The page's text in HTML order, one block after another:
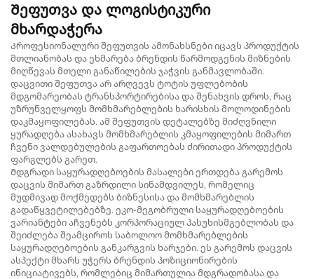
Შეფუთვა და ლოგისტიკური
მხარდაჭერა
Პროფესიონალური შეფუთვის ამონახსნები იცავს პროდუქტის
მთლიანობას და ეხმარება ბრენდის წარმოდგენის მიზნების
მიღწევას მთელი განაწილების ჯაჭვის განმავლობაში.
დაცვითი შეფუთვა არ არღვევს ტოტის უფლებობის
მდგომარეობას ტრანსპორტირებისა და შენახვის დროს, რაც
უზრუნველყოფს მომხმარებლების ხარისხის მოლოდინების
დაკმაყოფილებას. ამ შეფუთვის დეტალებზე მიძღვნილი
ყურადღება ასახავს მომხმარებლის კმაყოფილების მიმართ
ჩვენი ვალდებულების გაფართოებას ძირითადი პროდუქტის
ფარგლებს გარეთ.
Მდგრადი საყურადღებოების მასალები ერთდება გარემოს
დაცვის მიმართ გაზრდილი სინამდვილეს, რომელიც
მუდმივად მოქმედებს ბიზნესისა და მომხმარებლის
გადაწყვეტილებებზე. ეკო-მეგობრული საყურადღებოების
ვარიანტები აჩვენებს კორპორაციულ პასუხისმგებლობას და
შეიძლება შეამციროს საბოლოო მომხმარებლების
საყურადღებოების განკარგვის ხარჯები. ეს გარემოს დაცვის
ასპექტი მხარს უჭერს ბრენდის პოზიციონირების
ინიციატივებს, რომლებიც მიმართულია მდგრადობასა და